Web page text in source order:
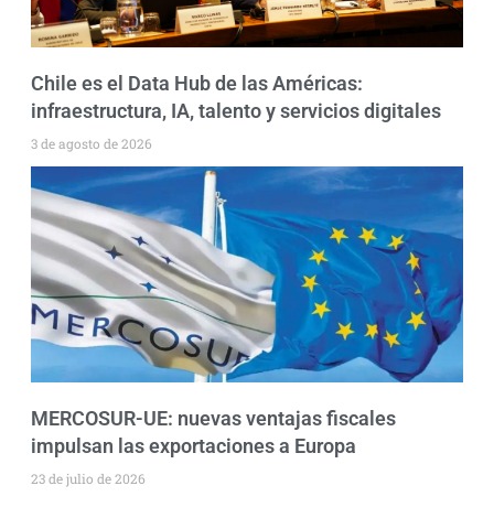
Chile es el Data Hub de las Américas:
infraestructura, IA, talento y servicios digitales
3 de agosto de 2026
MERCOSUR-UE: nuevas ventajas fiscales
impulsan las exportaciones a Europa
23 de julio de 2026